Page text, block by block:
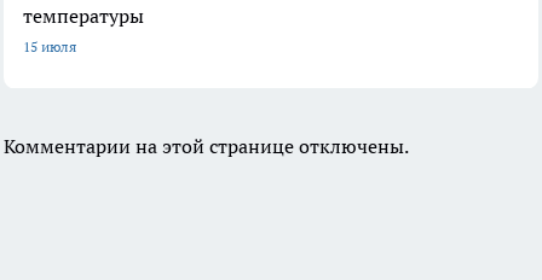
температуры
15 июля
Комментарии на этой странице отключены.